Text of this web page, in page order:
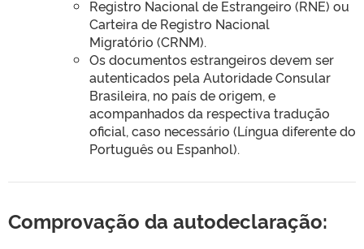
Registro Nacional de Estrangeiro (RNE) ou
Carteira de Registro Nacional
Migratório (CRNM).
Os documentos estrangeiros devem ser
autenticados pela Autoridade Consular
Brasileira, no país de origem, e
acompanhados da respectiva tradução
oficial, caso necessário (Língua diferente do
Português ou Espanhol).
Comprovação da autodeclaração: